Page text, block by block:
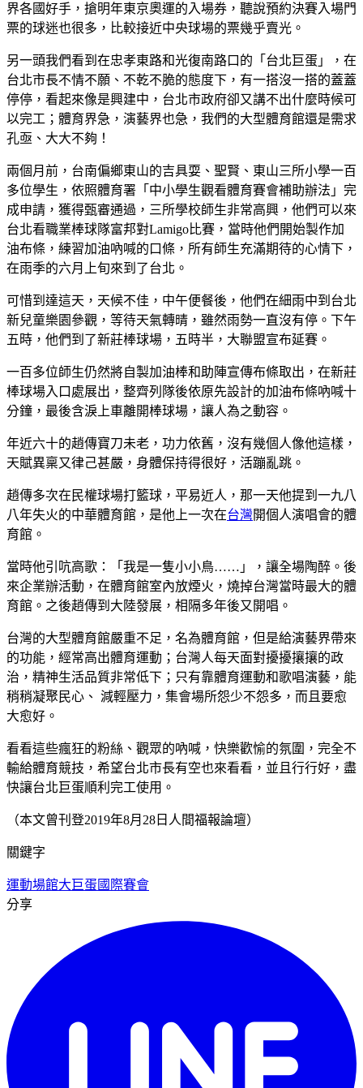
界各國好手，搶明年東京奧運的入場券，聽說預約決賽入場門
票的球迷也很多，比較接近中央球場的票幾乎賣光。
另一頭我們看到在忠孝東路和光復南路口的「台北巨蛋」，在
台北市長不情不願、不乾不脆的態度下，有一搭沒一搭的蓋蓋
停停，看起來像是興建中，台北市政府卻又講不出什麼時候可
以完工；體育界急，演藝界也急，我們的大型體育館還是需求
孔亟、大大不夠！
兩個月前，台南偏鄉東山的吉具耍、聖賢、東山三所小學一百
多位學生，依照體育署「中小學生觀看體育賽會補助辦法」完
成申請，獲得甄審通過，三所學校師生非常高興，他們可以來
台北看職業棒球隊富邦對Lamigo比賽，當時他們開始製作加
油布條，練習加油吶喊的口條，所有師生充滿期待的心情下，
在雨季的六月上旬來到了台北。
可惜到達這天，天候不佳，中午便餐後，他們在細雨中到台北
新兒童樂園參觀，等待天氣轉晴，雖然雨勢一直沒有停。下午
五時，他們到了新莊棒球場，五時半，大聯盟宣布延賽。
一百多位師生仍然將自製加油棒和助陣宣傳布條取出，在新莊
棒球場入口處展出，整齊列隊後依原先設計的加油布條吶喊十
分鐘，最後含淚上車離開棒球場，讓人為之動容。
年近六十的趙傳寶刀未老，功力依舊，沒有幾個人像他這樣，
天賦異稟又律己甚嚴，身體保持得很好，活蹦亂跳。
趙傳多次在民權球場打籃球，平易近人，那一天他提到一九八
八年失火的中華體育館，是他上一次在台灣開個人演唱會的體
育館。
當時他引吭高歌：「我是一隻小小鳥……」，讓全場陶醉。後
來企業辦活動，在體育館室內放煙火，燒掉台灣當時最大的體
育館。之後趙傳到大陸發展，相隔多年後又開唱。
台灣的大型體育館嚴重不足，名為體育館，但是給演藝界帶來
的功能，經常高出體育運動；台灣人每天面對擾擾攘攘的政
治，精神生活品質非常低下；只有靠體育運動和歌唱演藝，能
稍稍凝聚民心、 減輕壓力，集會場所怨少不怨多，而且要愈
大愈好。
看看這些瘋狂的粉絲、觀眾的吶喊，快樂歡愉的氛圍，完全不
輸給體育競技，希望台北市長有空也來看看，並且行行好，盡
快讓台北巨蛋順利完工使用。
（本文曾刊登2019年8月28日人間福報論壇）
關鍵字
運動場館大巨蛋國際賽會
分享